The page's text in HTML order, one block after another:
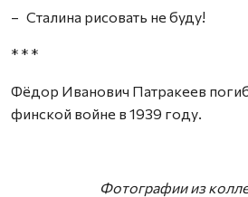
– Сталина рисовать не буду!
* * *
Фёдор Иванович Патракеев
финской войне в 1939 году.
Фотографии из